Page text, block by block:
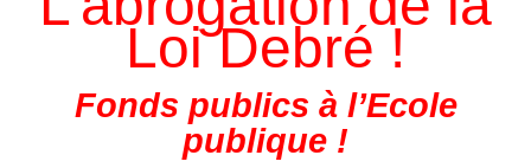
Loi Debré !
Fonds publics à l’Ecole
publique !